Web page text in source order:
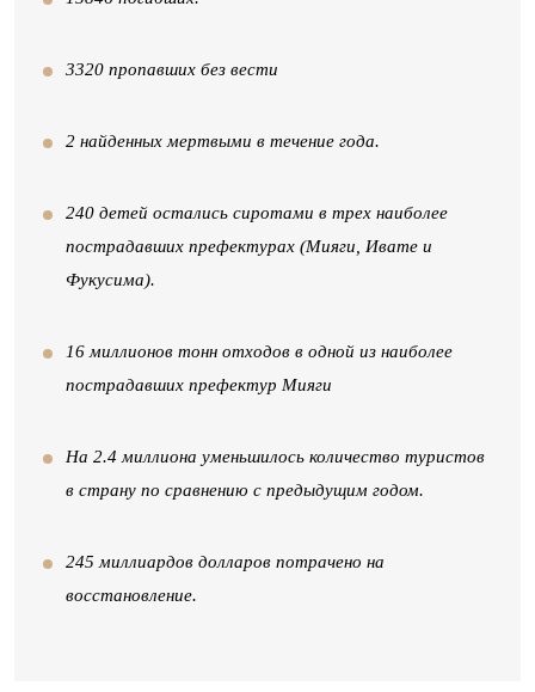
3320 пропавших без вести
2 найденных мертвыми в течение года.
240 детей остались сиротами в трех наиболее
пострадавших префектурах (Мияги, Ивате и
Фукусима).
16 миллионов тонн отходов в одной из наиболее
пострадавших префектур Мияги
На 2.4 миллиона уменьшилось количество туристов
в страну по сравнению с предыдущим годом.
245 миллиардов долларов потрачено на
восстановление.